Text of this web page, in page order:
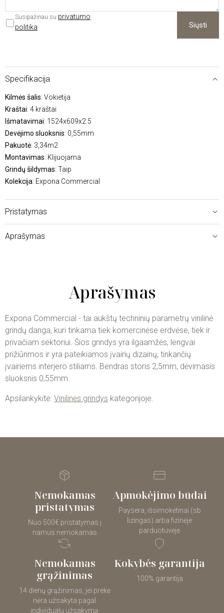
Susipažinau su privatumo
politika
Siųsti
Specifikacija
Kilmės šalis: Vokietija
Kraštai: 4 kraštai
Išmatavimai: 1524x609x2.5
Devėjimo sluoksnis: 0,55mm
Pakuotė: 3,34m2
Montavimas: Klijuojama
Grindų šildymas: Taip
Kolekcija: Expona Commercial
Pristatymas
Aprašymas
Aprašymas
Expona Commercial - tai aukštų techninių parametrų vinilinė
grindų danga, kuri tinkama tiek komercinėse erdvėse, tiek ir
privačiam sektoriui. Šios grindys yra ilgaamžės, lengvai
prižiūrimos ir yra pateikiamos įvairių dizainų, tinkančių
įvairiems interjero stiliams. Bendras storis 2,5mm, dėvimasis
sluoksnis 0,55mm.
Apsilankykite: Vinilinės grindys kategorijoje.
Nemokamas
pristatymas
Nuo 500€ pristatymas į
namus nemokamas
Apmokėjimo būdai
Paysera, išsimokėtinai (sb
lizingas) arba fizinėje
parduotuvėje
Nemokamas
grąžinimas
14 dienų grąžinimas, jei prekė
nėra užsakyta pagal
individualų užsakymą
Kokybės garantija
100% garantija